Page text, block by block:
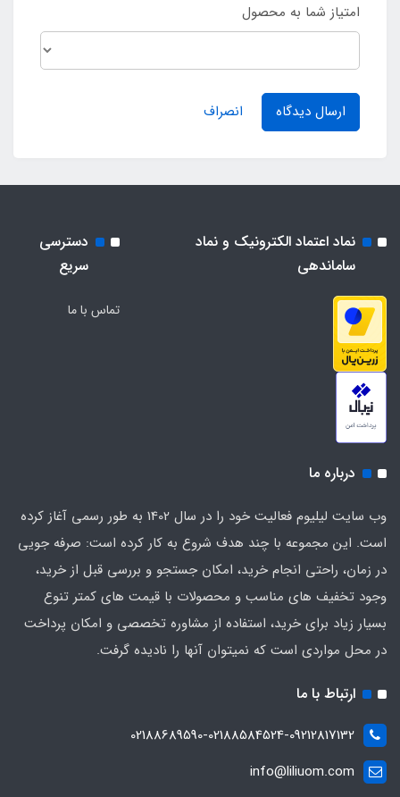
امتیاز شما به محصول
ارسال دیدگاه انصراف
نماد اعتماد الکترونیک و نماد
ساماندهی
دسترسی
سریع
تماس با ما
درباره ما
وب سایت لیلیوم فعالیت خود را در سال 1402 به طور رسمی آغاز کرده
است. این مجموعه با چند هدف شروع به کار کرده است: صرفه جویی
در زمان، راحتی انجام خرید، امکان جستجو و بررسی قبل از خرید،
وجود تخفیف های مناسب و محصولات با قیمت های کمتر تنوع
بسیار زیاد برای خرید، استفاده از مشاوره تخصصی و امکان پرداخت
در محل مواردی است که نمیتوان آنها را نادیده گرفت.
ارتباط با ما
02188689590-02188584524-09212817132
info@liliuom.com